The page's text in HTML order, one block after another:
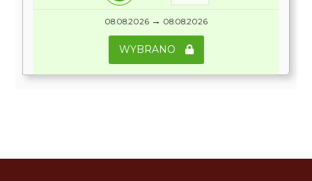
08.08.2026 → 08.08.2026
WYBRANO